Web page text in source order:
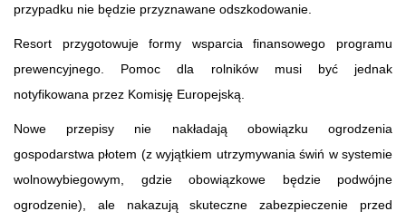
przypadku nie będzie przyznawane odszkodowanie.
Resort przygotowuje formy wsparcia finansowego programu
prewencyjnego. Pomoc dla rolników musi być jednak
notyfikowana przez Komisję Europejską.
Nowe przepisy nie nakładają obowiązku ogrodzenia
gospodarstwa płotem (z wyjątkiem utrzymywania świń w systemie
wolnowybiegowym, gdzie obowiązkowe będzie podwójne
ogrodzenie), ale nakazują skuteczne zabezpieczenie przed